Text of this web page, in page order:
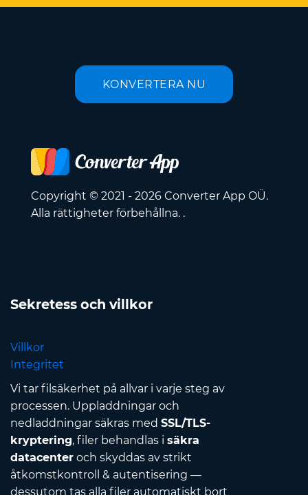
KONVERTERA NU
Copyright © 2021 - 2026 Converter App OÜ.
Alla rättigheter förbehållna. .
Sekretess och villkor
Villkor
Integritet
Vi tar filsäkerhet på allvar i varje steg av
processen. Uppladdningar och
nedladdningar säkras med SSL/TLS-
kryptering, filer behandlas i säkra
datacenter och skyddas av strikt
åtkomstkontroll & autentisering —
dessutom tas alla filer automatiskt bort